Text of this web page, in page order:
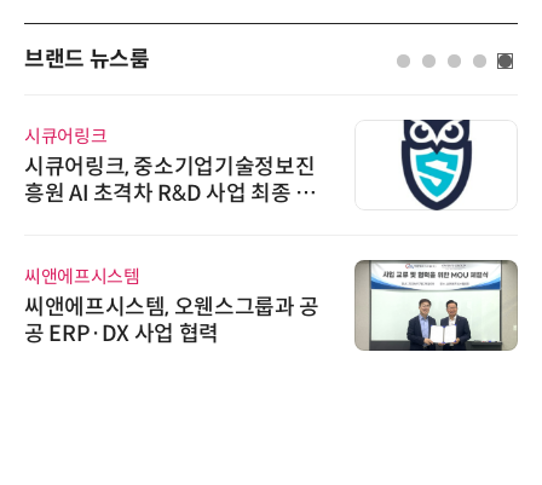
브랜드 뉴스룸
시큐어링크
시큐어링크, 중소기업기술정보진
흥원 AI 초격차 R&D 사업 최종 선
씨앤에프시스템
씨앤에프시스템, 오웬스그룹과 공
공 ERP·DX 사업 협력